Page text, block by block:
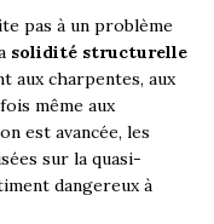
pas à un problème
solidité structurelle
aux charpentes, aux
même aux
est avancée, les
sur la quasi-
dangereux à